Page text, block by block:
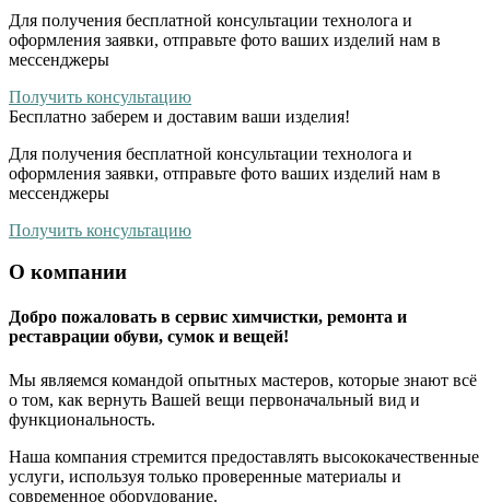
Для получения бесплатной консультации технолога и
оформления заявки, отправьте фото ваших изделий нам в
мессенджеры
Получить консультацию
Бесплатно заберем и доставим ваши изделия!
Для получения бесплатной консультации технолога и
оформления заявки, отправьте фото ваших изделий нам в
мессенджеры
Получить консультацию
О компании
Добро пожаловать в сервис химчистки, ремонта и
реставрации обуви, сумок и вещей!
Мы являемся командой опытных мастеров, которые знают всё
о том, как вернуть Вашей вещи первоначальный вид и
функциональность.
Наша компания стремится предоставлять высококачественные
услуги, используя только проверенные материалы и
современное оборудование.